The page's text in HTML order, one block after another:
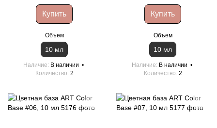
Купить
Объем
10 мл
Наличие В наличии
Количество 2
Купить
Объем
10 мл
Наличие В наличии
Количество 2